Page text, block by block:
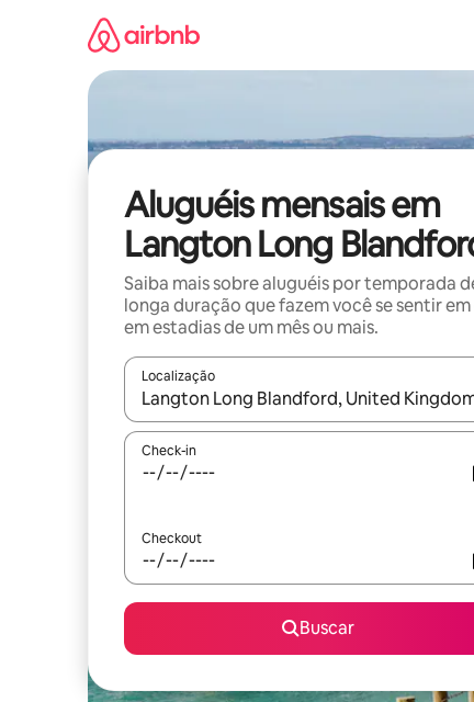
Aluguéis mensais em
Langton Long
Saiba mais sobre aluguéis por temporada
longa duração que fazem você se sentir em
em estadias de um mês ou mais.
Localização
Quando os resultados estiverem disponíveis,
Check-in
Checkout
Buscar